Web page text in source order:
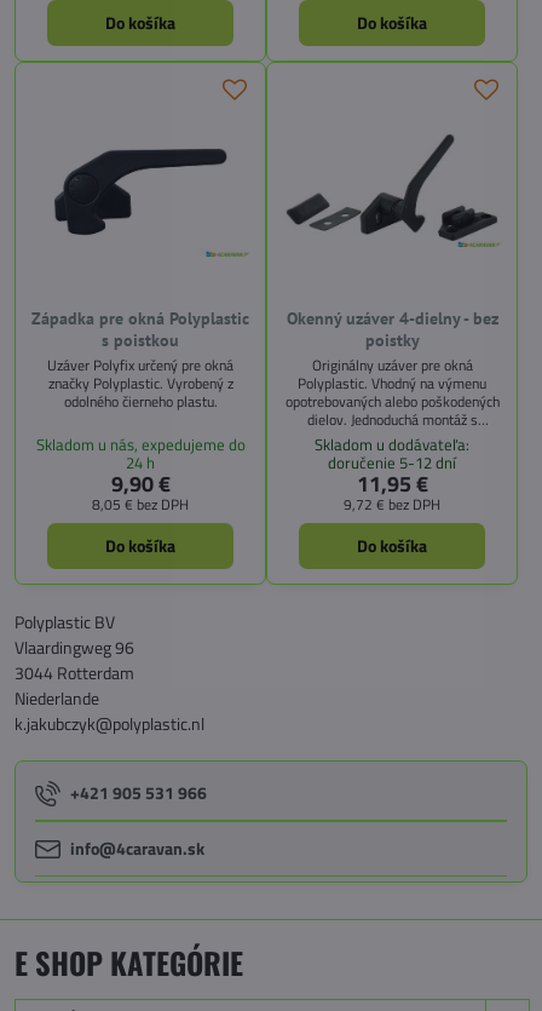
Do košíka Do košíka
Západka pre okná Polyplastic
s poistkou
Uzáver Polyfix určený pre okná
značky Polyplastic. Vyrobený z
odolného čierneho plastu.
Skladom u nás, expedujeme do
24 h
9,90 €
8,05 € bez DPH
Do košíka
Okenný uzáver 4-dielny - bez
poistky
Originálny uzáver pre okná
Polyplastic. Vhodný na výmenu
opotrebovaných alebo poškodených
dielov. Jednoduchá montáž s
presným uchytením.
Skladom u dodávateľa:
doručenie 5-12 dní
11,95 €
9,72 € bez DPH
Do košíka
Polyplastic BV
Vlaardingweg 96
3044 Rotterdam
Niederlande
k.jakubczyk@polyplastic.nl
+421 905 531 966
info@4caravan.sk
E SHOP KATEGÓRIE